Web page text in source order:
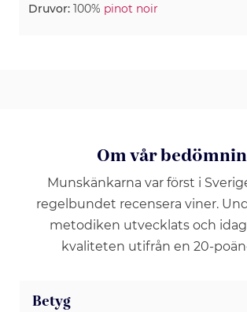
Druvor: 100% pinot noir
Om vår
Munskänkarna var först i
regelbundet recensera viner.
metodiken utvecklats och
kvaliteten utifrån en 20-
Betyg